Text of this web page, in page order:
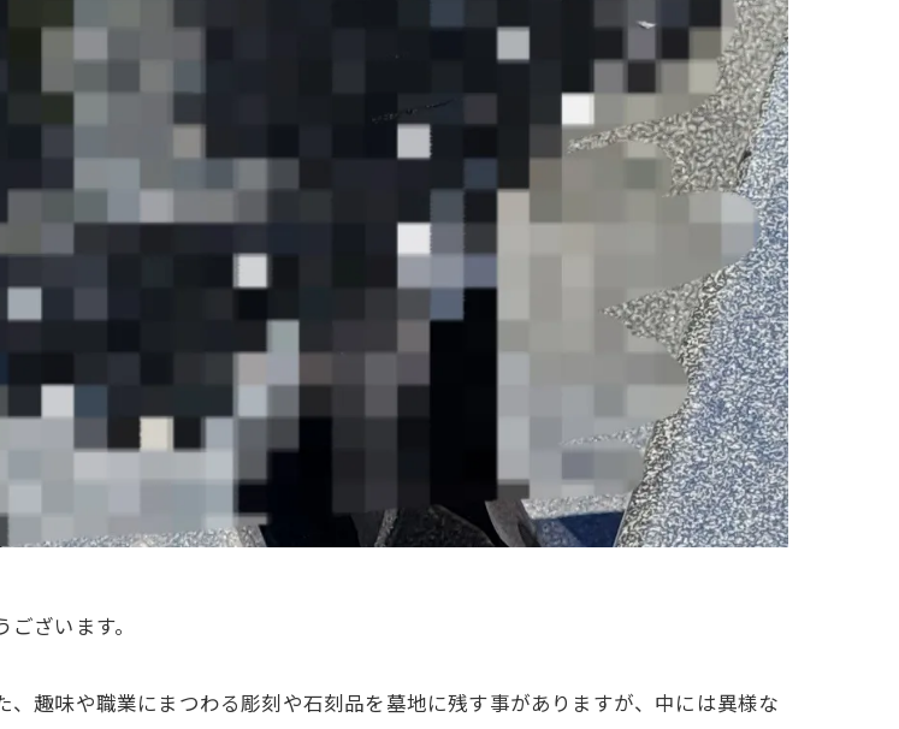
ざいます。
趣味や職業にまつわる彫刻や石刻品を墓地に残す事がありますが、中には異様な